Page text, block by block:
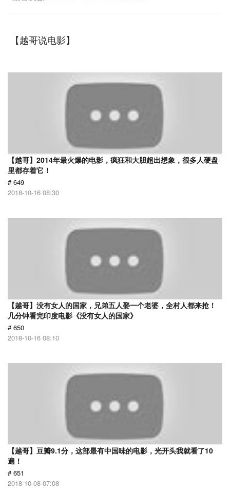
【越哥说电影】
【越哥】2014年最火爆的电影，疯狂和大胆超出想象，很多人硬盘
里都存着它！
# 649
2018-10-16 08:30
【越哥】没有女人的国家，兄弟五人娶一个老婆，全村人都来抢！
几分钟看完印度电影《没有女人的国家》
# 650
2018-10-16 08:10
【越哥】豆瓣9.1分，这部最有中国味的电影，光开头我就看了10
遍！
# 651
2018-10-08 07:08